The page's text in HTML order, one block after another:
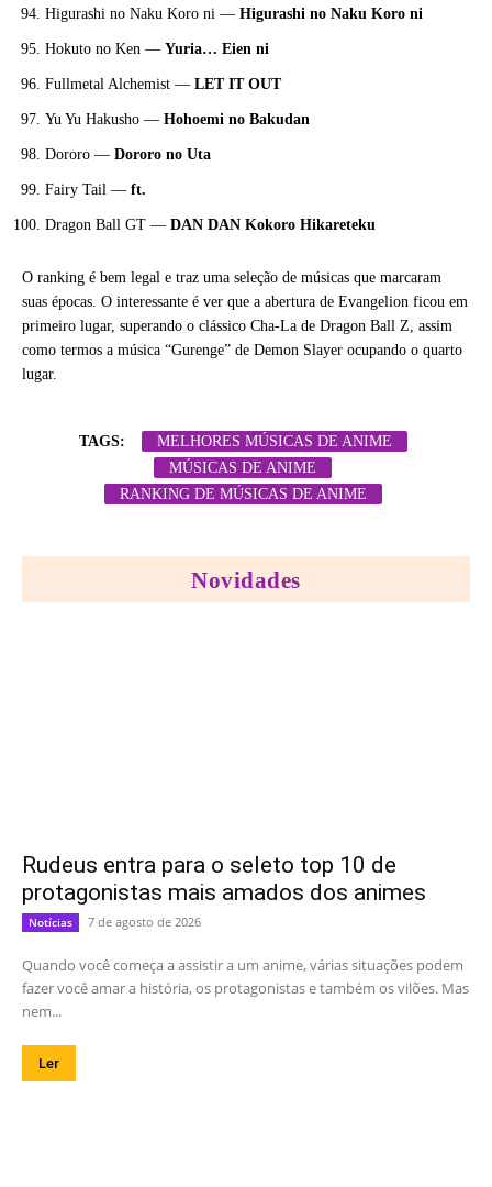
Higurashi no Naku Koro ni — Higurashi no Naku Koro ni
Hokuto no Ken — Yuria… Eien ni
Fullmetal Alchemist — LET IT OUT
Yu Yu Hakusho — Hohoemi no Bakudan
Dororo — Dororo no Uta
Fairy Tail — ft.
Dragon Ball GT — DAN DAN Kokoro Hikareteku
O ranking é bem legal e traz uma seleção de músicas que marcaram
suas épocas. O interessante é ver que a abertura de Evangelion ficou em
primeiro lugar, superando o clássico Cha-La de Dragon Ball Z, assim
como termos a música “Gurenge” de Demon Slayer ocupando o quarto
lugar.
TAGS:
MELHORES MÚSICAS DE ANIME
MÚSICAS DE ANIME
RANKING DE MÚSICAS DE ANIME
Novidades
Rudeus entra para o seleto top 10 de
protagonistas mais amados dos animes
Notícias 7 de agosto de 2026
Quando você começa a assistir a um anime, várias situações podem
fazer você amar a história, os protagonistas e também os vilões. Mas
nem...
Ler